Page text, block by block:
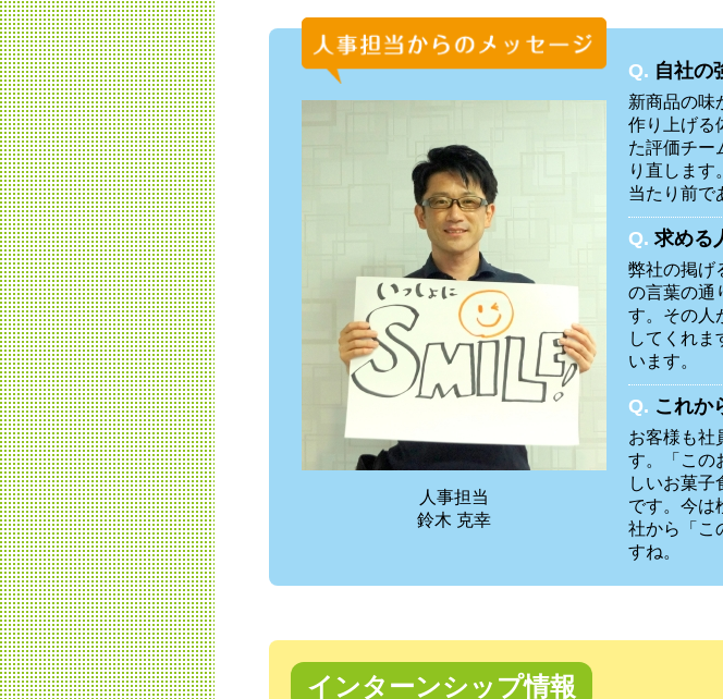
人事担当
鈴木 克幸
Q. 自社の
新商品の味
作り上げる
た評価チー
り直します
当たり前で
Q. 求める
弊社の掲げ
の言葉の通
す。その人
してくれま
います。
Q. これか
お客様も社
す。「この
しいお菓子
です。今は
社から「こ
すね。
インターンシップ情報